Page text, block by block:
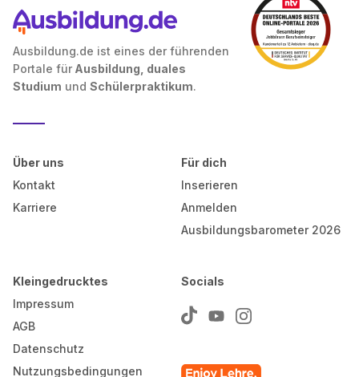
Ausbildung.de ist eines der führenden
Portale für Ausbildung, duales
Studium und Schülerpraktikum.
Über uns
Kontakt
Karriere
Für dich
Inserieren
Anmelden
Ausbildungsbarometer 2026
Kleingedrucktes
Impressum
AGB
Datenschutz
Nutzungsbedingungen
Socials